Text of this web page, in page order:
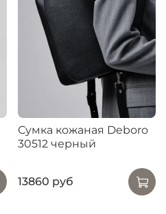
Сумка кожаная Deboro
30512 черный
13860 руб